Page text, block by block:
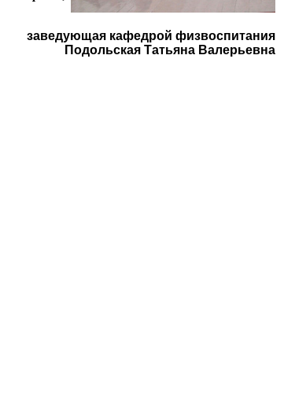
заведующая кафедрой физвоспитания
Подольская Татьяна Валерьевна